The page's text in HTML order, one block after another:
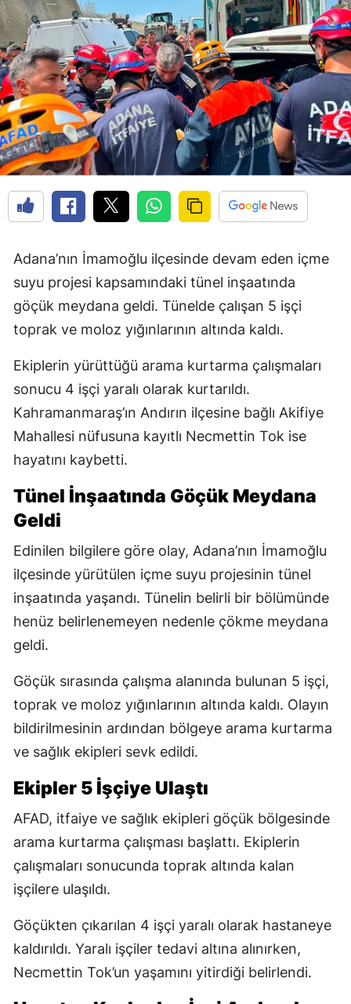
Adana’nın İmamoğlu ilçesinde devam eden içme
suyu projesi kapsamındaki tünel inşaatında
göçük meydana geldi. Tünelde çalışan 5 işçi
toprak ve moloz yığınlarının altında kaldı.
Ekiplerin yürüttüğü arama kurtarma çalışmaları
sonucu 4 işçi yaralı olarak kurtarıldı.
Kahramanmaraş’ın Andırın ilçesine bağlı Akifiye
Mahallesi nüfusuna kayıtlı Necmettin Tok ise
hayatını kaybetti.
Tünel İnşaatında Göçük Meydana
Geldi
Edinilen bilgilere göre olay, Adana’nın İmamoğlu
ilçesinde yürütülen içme suyu projesinin tünel
inşaatında yaşandı. Tünelin belirli bir bölümünde
henüz belirlenemeyen nedenle çökme meydana
geldi.
Göçük sırasında çalışma alanında bulunan 5 işçi,
toprak ve moloz yığınlarının altında kaldı. Olayın
bildirilmesinin ardından bölgeye arama kurtarma
ve sağlık ekipleri sevk edildi.
Ekipler 5 İşçiye Ulaştı
AFAD, itfaiye ve sağlık ekipleri göçük bölgesinde
arama kurtarma çalışması başlattı. Ekiplerin
çalışmaları sonucunda toprak altında kalan
işçilere ulaşıldı.
Göçükten çıkarılan 4 işçi yaralı olarak hastaneye
kaldırıldı. Yaralı işçiler tedavi altına alınırken,
Necmettin Tok’un yaşamını yitirdiği belirlendi.